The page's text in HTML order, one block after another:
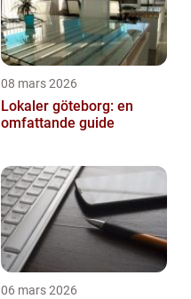
08 mars 2026
Lokaler göteborg: en
omfattande guide
06 mars 2026